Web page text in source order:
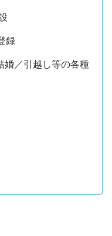
録
婚／引越し等の各種